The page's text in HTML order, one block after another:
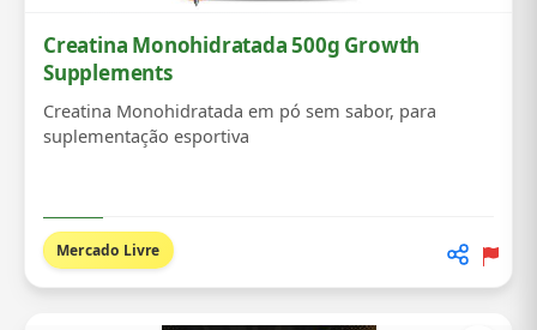
Creatina Monohidratada 500g Growth
Supplements
Creatina Monohidratada em pó sem sabor, para
suplementação esportiva
Mercado Livre